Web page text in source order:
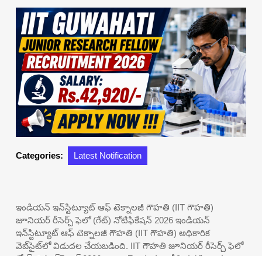
Categories: Latest Notification
ఇండియన్ ఇన్‌స్టిట్యూట్ ఆఫ్ టెక్నాలజీ గౌహతి (IIT గౌహతి)
జూనియర్ రీసెర్చ్ ఫెలో (గేట్) నోటిఫికేషన్ 2026 ఇండియన్
ఇన్‌స్టిట్యూట్ ఆఫ్ టెక్నాలజీ గౌహతి (IIT గౌహతి) అధికారిక
వెబ్‌సైట్‌లో విడుదల చేయబడింది. IIT గౌహతి జూనియర్ రీసెర్చ్ ఫెలో